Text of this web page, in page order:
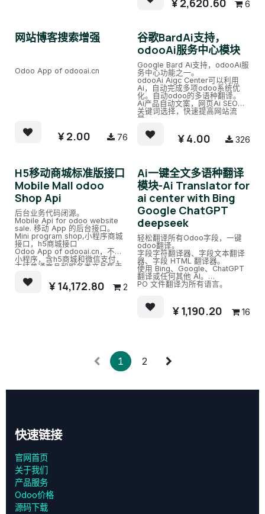
¥ 2,620.60 6
网站博客搜索增强
Odoo App of odooai.cn
¥2.00 76
谷歌BardAi支持，
odooAi服务中心模块
Google Bard Ai支持，odooAi服
务中心功能之一。
odooAi Aigc Center可以利用
Ai，自动完成多项odoo系统优
化。自动odoo的多语种翻译。
Ai产品自动文案，网页Ai SEO，
关键词选择，快速提高网站流
量。
Azure Ai，百度文心一言等。
可同时对接多个Ai，为odoo服
¥4.00 326
H5移动商城标准版接口
Mobile Mall odoo
Shop Api
后台业务代码闭源。
Mobile Api for odoo website
sale. 移动 App 的后台接口。
Mini program shop,小程序商城
接口，h5商城接口
Odoo App of odooai.cn，不含
小程序，含h5商城和微信支付，
支持普通商品和服务类产品售卖
拼团等功能联系售前，本应用不
¥14,172.80 2
Ai一键全文多语种翻译
模块-Ai Translator for
ai center with Bing
Google ChatGPT
deepseek
轻松翻译所有Odoo字段，一键
odoo翻译。
字段字符翻译器、字段文本翻译
器、字段 HTML 翻译器。
使用 Bing、Google、ChatGPT
翻译或任何其他 AI。
PO 文件翻译为所有语言。
¥1,190.20 16
1 2
快速链接
官网首页
关于我们
产品服务
Odoo价格
源码下载